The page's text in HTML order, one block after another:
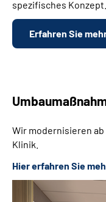
spezifisches Konzept.
Erfahren Sie
Wir modernisieren
Klinik.
Hier erfahren Sie